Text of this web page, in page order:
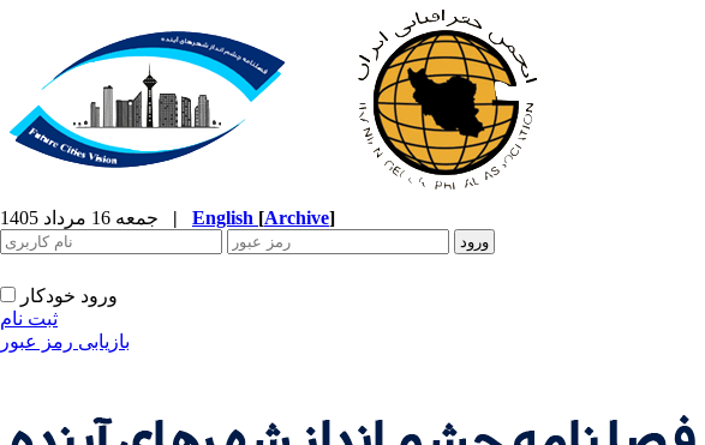
| English [Archive]
ورود خودکار
ثبت نام
بازیابی رمز عبور